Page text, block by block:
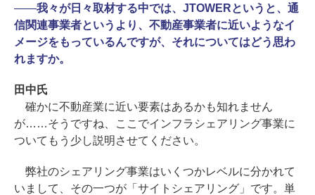
――我々が日々取材する中では、JTOWERというと、通
信関連事業者というより、不動産事業者に近いようなイ
メージをもっているんですが、それについてはどう思わ
れますか。
田中氏
確かに不動産業に近い要素はあるかも知れません
が……そうですね、ここでインフラシェアリング事業に
ついてもう少し説明させてください。
弊社のシェアリング事業はいくつかレベルに分かれて
いまして、その一つが「サイトシェアリング」です。単